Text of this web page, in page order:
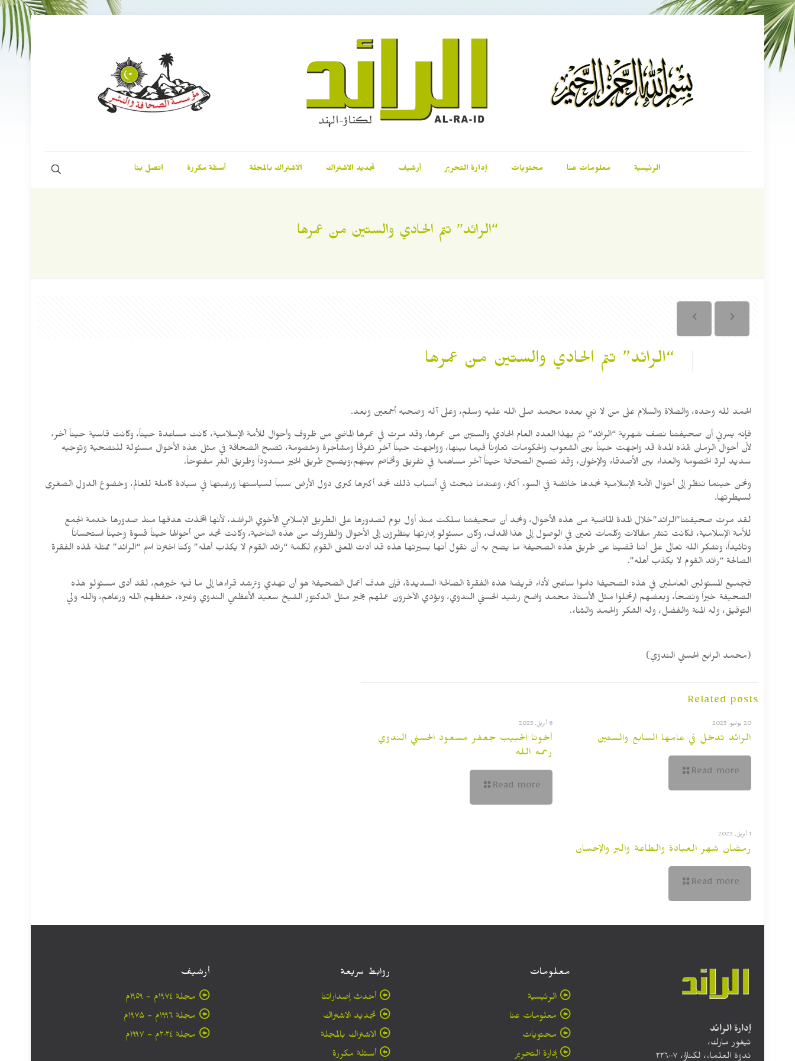
الرئيسية معلومات عنا محتويات إدارة التحرير أرشيف تجديد الاشتراك الاشتراك بالمجلة أسئلة مكررة اتصل بنا
“الرائد” تتم الحادي والستين من عمرها
“الرائد” تتم الحادي والستين من عمرها
الحمد لله وحده، والصلاة والسلام على من لا نبي بعده محمد صلى الله عليه وسلم، وعلى آله وصحبه أجمعين وبعد.
فإنه يسرني أن صحيفتنا نصف شهرية “الرائد” تتم بهذا العدد العام الحادي والستين من عمرها، وقد مرت في عمرها الماضي من ظروف وأحوال للأمة الإسلامية، كانت مساعدة حيناً، وكانت قاسية حيناً آخر،
لأن أحوال الزمان لهذه المدة قد واجهت حيناً بين الشعوب والحكومات تعاوناً فيما بينها، وواجهت حيناً آخر تفرقاً ومشاجرة وخصومة، تصبح الصحافة في مثل هذه الأحوال مسئولة للنصحية وتوجيه
سديد لردّ الخصومة والعداء بين الأصدقاء والإخوان، وقد تصبح الصحافة حيناً آخر مساهمة في تفريق وتخاصم بينهم،ويصبح طريق الخير مسدوداً وطريق الشر مفتوحاً.
ونحن حينما ننظر إلى أحوال الأمة الإسلامية نجدها خائضة في السوء أكثر، وعندما نبحث في أسباب ذلك نجد أكبرها كبرى دول الأرض سبباً لسياستها ورغبتها في سيادة كاملة للعالم، وخضوع الدول الصغرى
لسيطرتها.
لقد مرت صحيفتنا”الرائد”خلال المدة الماضية من هذه الأحوال، ونجد أن صحيفتنا سلكت منذ أول يوم لصدورها على الطريق الإسلامي الأخوي الراشد، لأنها اتخذت هدفها منذ صدورها خدمة الجمع
للأمة الإسلامية، فكانت تنشر مقالات وكلمات تعين في الوصول إلى هذا الهدف، وكان مسئولو إدارتها ينظرون إلى الأحوال والظروف من هذه الناحية، وكانت تجد من أحوالها حيناً قسوة وحيناً استحساناً
وتائيداً، ونشكر الله تعالى على أننا قضينا عن طريق هذه الصحيفة ما يصح به أن نقول أنها بسيرتها هذه قد أدت المعنى القويم لكلمة “رائد القوم لا يكذب أهله” وكنا اخترنا اسم “الرائد” ممثلة لهذه الفقرة
الصالحة “رائد القوم لا يكذب أهله”.
فجميع المسئولين العاملين في هذه الصحيفة داموا ساعين لأداء فريضة هذه الفقرة الصالحة السديدة، فإن هدف أعمال الصحيفة هو أن تهدي وترشد قراءها إلى ما فيه خيرهم، لقد أدى مسئولو هذه
الصحيفة خيراً ونصحاً، وبعضهم ارتحلوا مثل الأستاذ محمد واضح رشيد الحسني الندوي، ويؤدي الآخرون عملهم بخير مثل الدكتور الشيخ سعيد الأعظمي الندوي وغيره، حفظهم الله ورعاهم، والله ولي
التوفيق، وله المنة والفضل، وله الشكر والحمد والثناء.
(محمد الرابع الحسني الندوي)
Related posts
20 يوليو, 2025
الرائد تدخل في عامها السابع والستين
Read more
8 أبريل, 2025
أخونا الحبيب جعفر مسعود الحسني الندوي
رحمه الله
Read more
1 أبريل, 2023
رمضان شهر العبادة والطاعة والبر والإحسان
Read more
إدارة الرائد
تيغور مارك،
ندوة العلماء، لكناؤ، ۲۲٦۰۰۷
معلومات
الرئيسية
معلومات عنا
محتويات
إدارة التحرير
روابط سريعة
أحدث إصداراتنا
تجديد الاشتراك
الاشتراك بالمجلة
أسئلة مكررة
أرشيف
مجلة ۱۹۷٤م - ١٩٥٩م
مجلة ۱۹۹٦م - ۱۹۷۵م
مجلة ۲۰۲٤م - ۱۹۹۷م